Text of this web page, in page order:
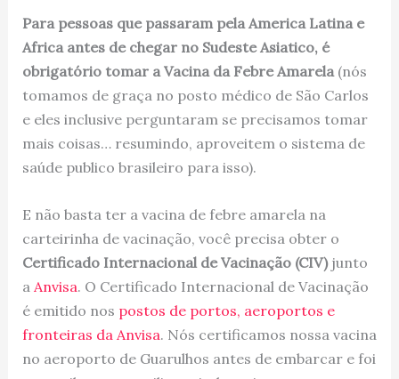
Para pessoas que passaram pela America Latina e
Africa antes de chegar no Sudeste Asiatico, é
obrigatório tomar a Vacina da Febre Amarela(nós
tomamos de graça no posto médico de São Carlos
e eles inclusive perguntaram se precisamos tomar
mais coisas… resumindo, aproveitem o sistema de
saúde publico brasileiro para isso).
E não basta ter a vacina de febre amarela na
carteirinha de vacinação, você precisa obter o
Certificado Internacional de Vacinação (CIV)junto
a Anvisa. O Certificado Internacional de Vacinação
é emitido nos postos de portos, aeroportos e
fronteiras da Anvisa. Nós certificamos nossa vacina
no aeroporto de Guarulhos antes de embarcar e foi